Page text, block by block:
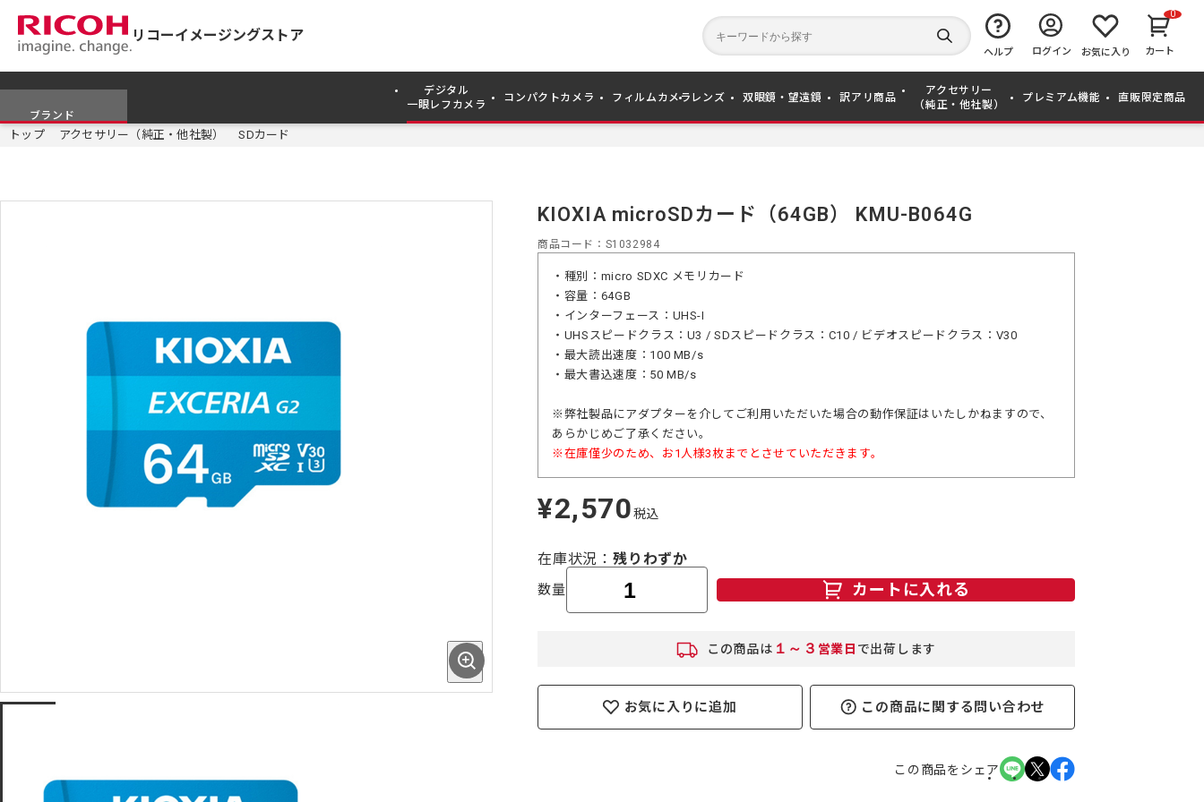
リコーイメージングストア
か
ら
検
索
す
る
ヘルプ ログイン お気に入り
0
カート
ブランド
デジタル
一眼レフカメラ
コンパクトカメラ フィルムカメラ レンズ 双眼鏡・望遠鏡 訳アリ商品
アクセサリー
（純正・他社製）
プレミアム機能 直販限定商品
トップ アクセサリー（純正・他社製） SDカード
KIOXIA microSDカード（64GB） KMU-B064G
商品コード S1032984
・種別：micro SDXC メモリカード
・容量：64GB
・インターフェース：UHS-I
・UHSスピードクラス：U3 / SDスピードクラス：C10 / ビデオスピードクラス：V30
・最大読出速度：100 MB/s
・最大書込速度：50 MB/s
※弊社製品にアダプターを介してご利用いただいた場合の動作保証はいたしかねますので、
あらかじめご了承ください。
※在庫僅少のため、お1人様3枚までとさせていただきます。
定
価
¥2,570税込
在庫状況 残りわずか
数量 カートに入れる
この商品は １～３ 営業日 で出荷します
お気に入りに追加 この商品に関する問い合わせ
この商品をシェア